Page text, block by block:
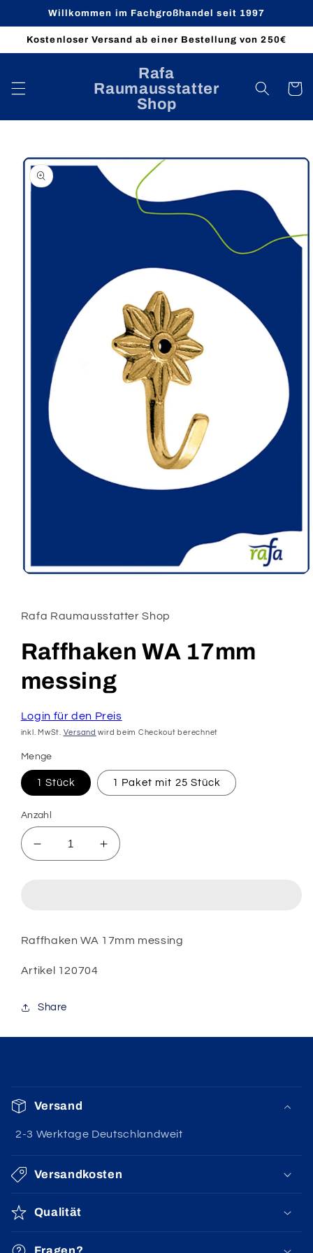
Inhalt
Willkommen im Fachgroßhandel seit 1997
Kostenloser Versand ab einer Bestellung von 250€
Rafa
Raumausstatter
Shop
Modal
öffnen
Rafa Raumausstatter Shop
Raffhaken WA 17mm
messing
Login für den Preis
inkl. MwSt. Versand wird beim Checkout berechnet
Menge
1 Stück 1 Paket mit 25 Stück
Anzahl
Verringere
die
17mm
Erhöhe
die
17mm
Raffhaken WA 17mm messing
Artikel 120704
Share
i
n
k
a
p
Versand
2-3 Werktage Deutschlandweit
Versandkosten
Qualität
Fragen?